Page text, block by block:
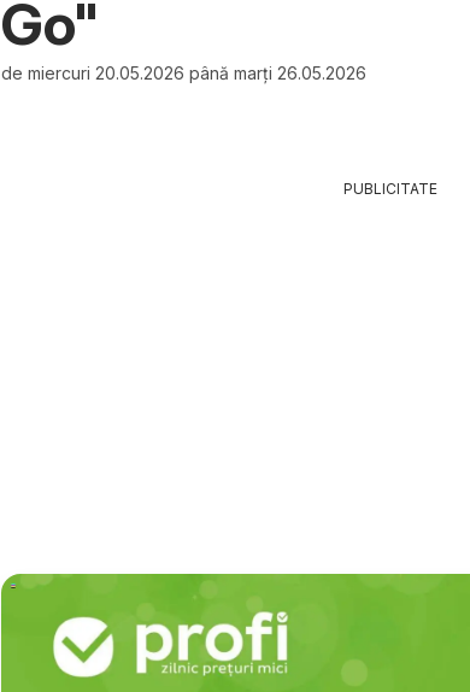
Go"
de miercuri 20.05.2026 până marți 26.05.2026
PUBLICITATE